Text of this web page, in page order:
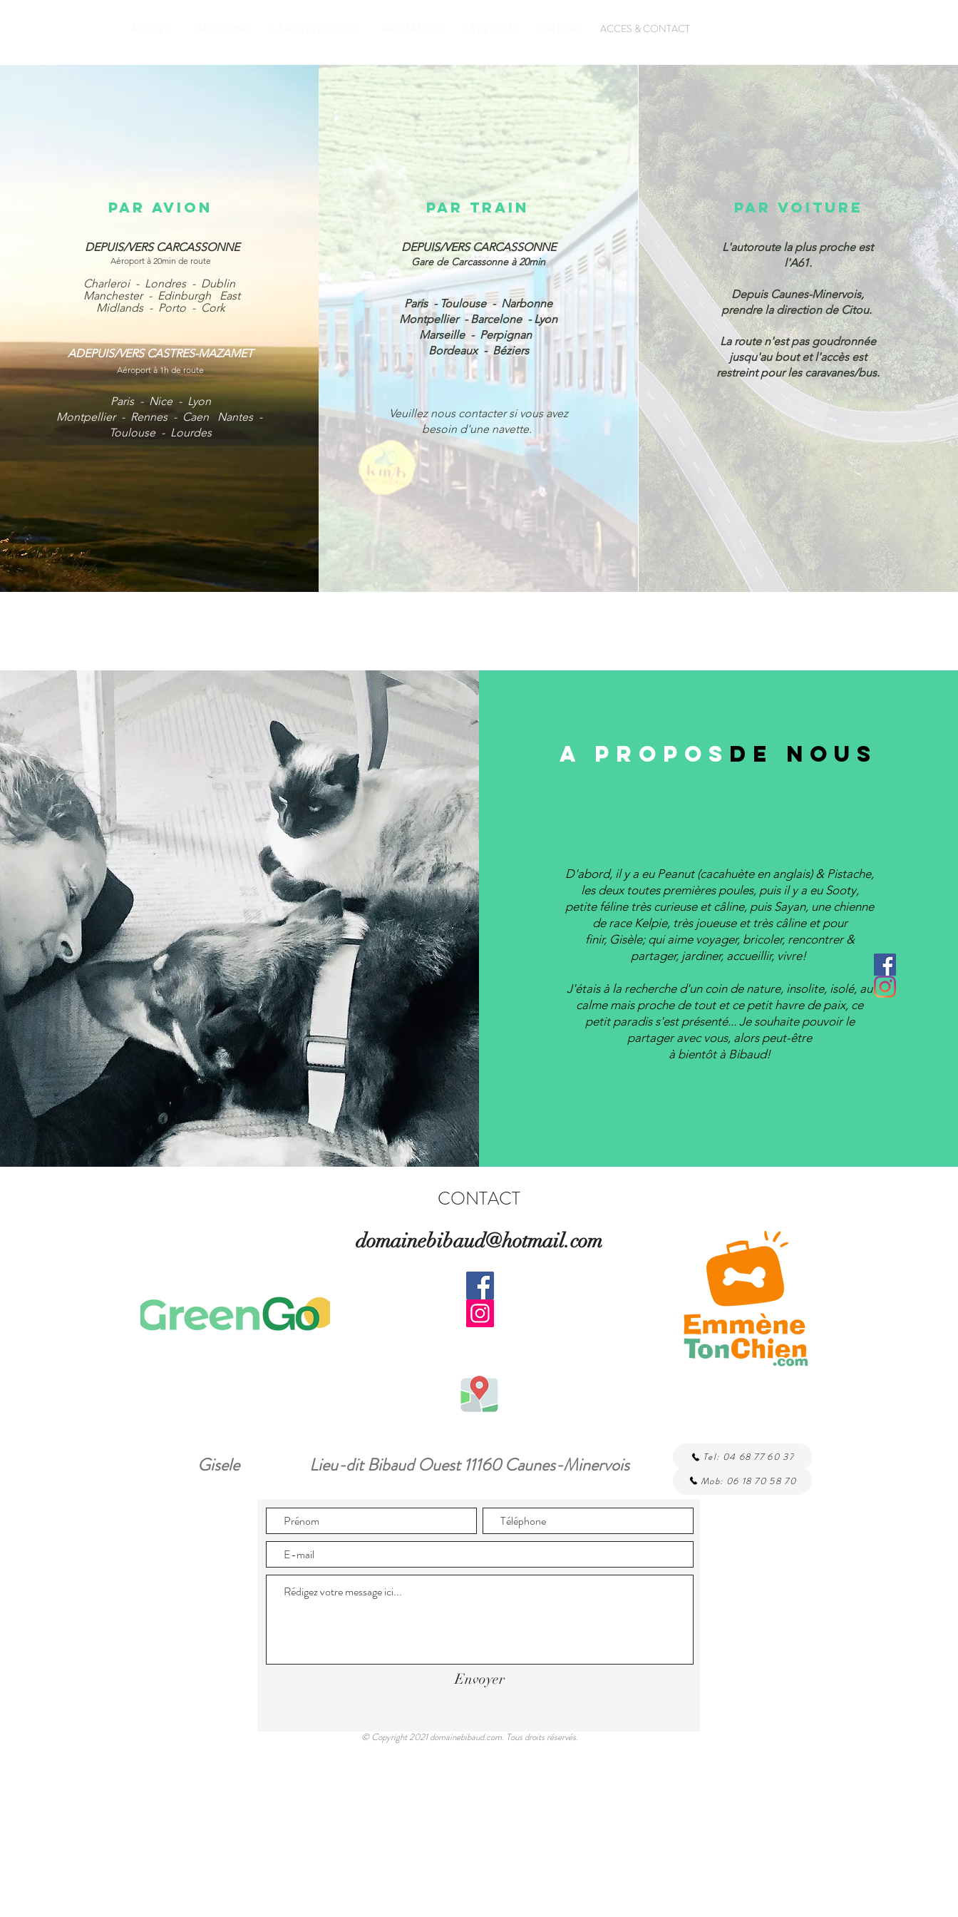
ACCES & CONTACT
PAR AVION
DEPUIS/VERS CARCASSONNE
Aéroport à 20min de route
Charleroi - Londres - Dublin
Manchester - Edinburgh East
Midlands - Porto - Cork
ADEPUIS/VERS CASTRES-MAZAMET
Aéroport à 1h de route
Paris -Nice - Lyon
Montpellier - Rennes - Caen Nantes -
Toulouse - Lourdes
PAR TRAIN
DEPUIS/VERS CARCASSONNE
Gare de Carcassonne à 20min
Paris - Toulouse - Narbonne
Montpellier - Barcelone - Lyon
Marseille - Perpignan
Bordeaux - Béziers
Veuillez nous contacter si vous avez
besoin d'une navette.
PAR VOITURE
L'autoroute la plus proche est
l'A61.
Depuis Caunes-Minervois,
prendre la direction de Citou.
La route n'est pas goudronnée
jusqu'au bout et l'accès est
restreint pour les caravanes/bus.
a PROPOS DE NOUS
D'abord, il y a eu Peanut (cacahuète en anglais) & Pistache,
les deux toutes premières poules, puis il y a eu Sooty,
petite féline très curieuse et câline, puis Sayan, une chienne
de race Kelpie, très joueuse et très câline et pour
finir, Gisèle;qui aime voyager, bricoler, rencontrer &
partager, jardiner, accueillir, vivre!
​J'étaisà la recherche d'un coin de nature, insolite, isolé, au
calme mais proche de tout et ce petit havre de paix, ce
petit paradis s'est présenté... Je souhaite pouvoir le
partager avec vous, alors peut-être
à bientôt à Bibaud!
CONTACT
domainebibaud@hotmail.com
Gisele Lieu-dit Bibaud Ouest 11160 Caunes-Minervois
Tel: 04 68 77 60 37
Mob: 06 18 70 58 70
Envoyer
© Copyright 2021 domainebibaud.com. Tous droits réservés.